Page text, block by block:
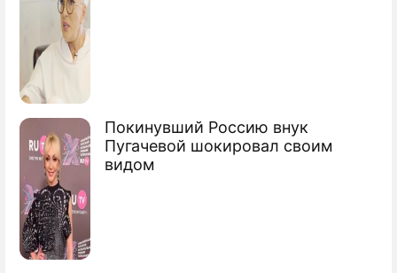
Покинувший Россию внук
Пугачевой шокировал своим
видом